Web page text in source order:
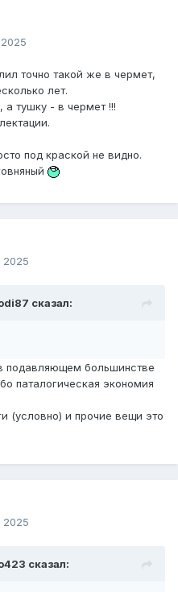
точно такой же в чермет,
лет.
тушку - в чермет !!!
под краской не видно.
2025
сказал:
подавляющем большинстве
паталогическая экономия
(условно) и прочие вещи это
2025
сказал: